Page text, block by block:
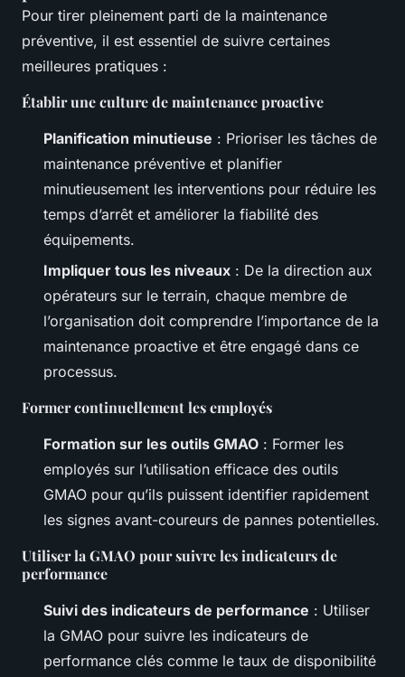
Pour tirer pleinement parti de la maintenance
préventive, il est essentiel de suivre certaines
meilleures pratiques :
Établir une culture de maintenance proactive
Planification minutieuse : Prioriser les tâches de
maintenance préventive et planifier
minutieusement les interventions pour réduire les
temps d’arrêt et améliorer la fiabilité des
équipements.
Impliquer tous les niveaux : De la direction aux
opérateurs sur le terrain, chaque membre de
l’organisation doit comprendre l’importance de la
maintenance proactive et être engagé dans ce
processus.
Former continuellement les employés
Formation sur les outils GMAO : Former les
employés sur l’utilisation efficace des outils
GMAO pour qu’ils puissent identifier rapidement
les signes avant-coureurs de pannes potentielles.
Utiliser la GMAO pour suivre les indicateurs de
performance
Suivi des indicateurs de performance : Utiliser
la GMAO pour suivre les indicateurs de
performance clés comme le taux de disponibilité